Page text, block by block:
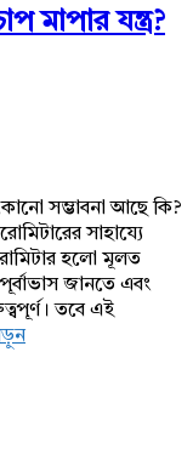
মাপার যন্ত্র?
সম্ভাবনা আছে কি?
সাহায্যে
হলো মূলত
জানতে এবং
তবে এই